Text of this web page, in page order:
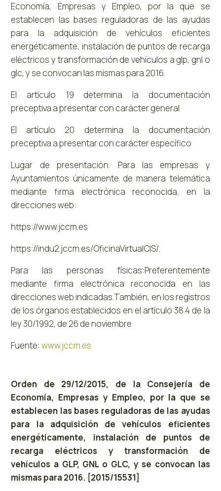
Economía, Empresas y Empleo, por la que se
establecen las bases reguladoras de las ayudas
para la adquisición de vehículos eficientes
energéticamente, instalación de puntos de recarga
eléctricos y transformación de vehículos a glp, gnl o
glc, y se convocan las mismas para 2016.
El artículo 19 determina la documentación
preceptiva a presentar con carácter general
El artículo 20 determina la documentación
preceptiva a presentar con carácter específico
Lugar de presentación: Para las empresas y
Ayuntamientos únicamente de manera telemática
mediante firma electrónica reconocida, en la
direcciones web:
https://www.jccm.es
https://indu2.jccm.es/OficinaVirtualCIS/.
Para las personas físicas:Preferentemente
mediante firma electrónica reconocida en las
direcciones web indicadas.También, en los registros
de los órganos establecidos en el artículo 38.4 de la
ley 30/1992, de 26 de noviembre
Fuente:www.jccm.es
Orden de 29/12/2015, de la Consejería de
Economía, Empresas y Empleo, por la que se
establecen las bases reguladoras de las ayudas
para la adquisición de vehículos eficientes
energéticamente, instalación de puntos de
recarga eléctricos y transformación de
vehículos a GLP, GNL o GLC, y se convocan las
mismas para 2016. [2015/15531]